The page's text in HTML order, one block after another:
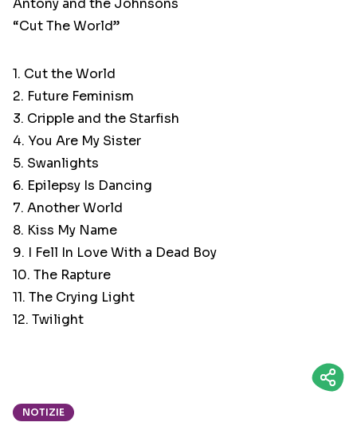
Antony and the Johnsons
“Cut The World”
1. Cut the World
2. Future Feminism
3. Cripple and the Starfish
4. You Are My Sister
5. Swanlights
6. Epilepsy Is Dancing
7. Another World
8. Kiss My Name
9. I Fell In Love With a Dead Boy
10. The Rapture
11. The Crying Light
12. Twilight
NOTIZIE